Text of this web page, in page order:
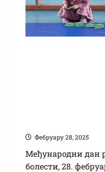
Фебруарy 28, 2025
Међународни дан
болести, 28.